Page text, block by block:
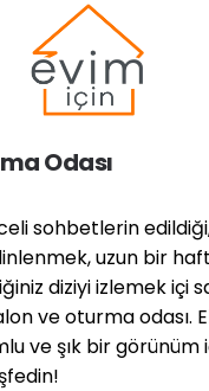
Odası
sohbetlerin
uzun bir
diziyi izlemek içi
ve oturma odası.
ve şık bir görünüm